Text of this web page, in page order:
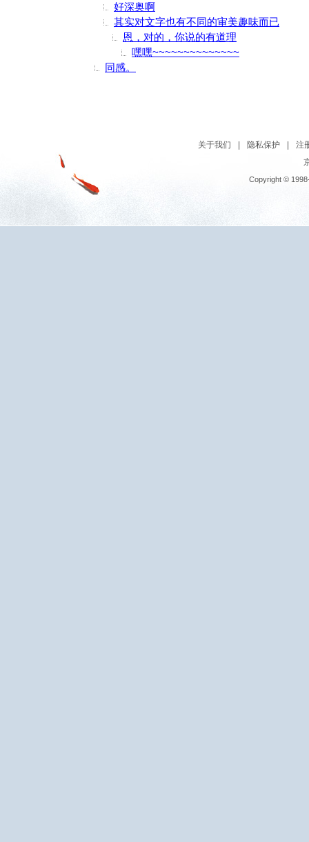
好深奥啊
其实对文字也有不同的审美趣味而已
恩，对的，你说的有道理
嘿嘿~~~~~~~~~~~~~~
同感。
关于我们 隐私保护
注
Copyright ©